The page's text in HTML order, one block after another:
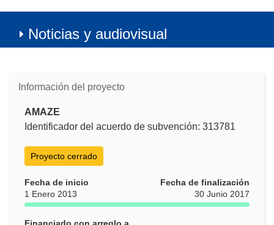
Noticias y audiovisual
Información del proyecto
AMAZE
Identificador del acuerdo de subvención: 313781
Proyecto cerrado
Fecha de inicio
1 Enero 2013
Fecha de finalización
30 Junio 2017